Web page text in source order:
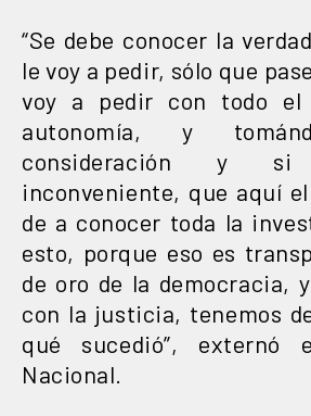
“Se debe conocer la
le voy a pedir, sólo que
voy a pedir con todo el
autonomía, y
consideración y
inconveniente, que aquí
de a conocer toda la
esto, porque eso es
de oro de la democracia,
con la justicia, tenemos
qué sucedió”, externó
Nacional.